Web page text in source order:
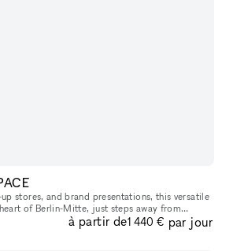
stores, and brand presentations, this versatile
of Berlin-Mitte, just steps away from
Hackescher Markt and the renowned Torstrasse area. The
à partir de1 440 € par jour